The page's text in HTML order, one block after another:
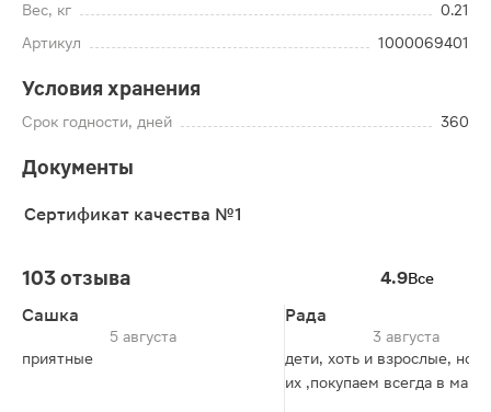
Вес, кг
0.21
Артикул
1000069401
Условия хранения
Срок годности, дней 360
Документы
Сертификат качества №1
103 отзыва 4.9Все
Сашка
5 августа
приятные
Рада
3 августа
дети, хоть и взрослые, но
их ,покупаем всегда в